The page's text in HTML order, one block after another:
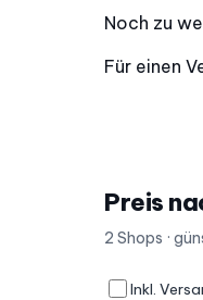
Noch zu
Für einen
Preis
2 Shops ·
Inkl.